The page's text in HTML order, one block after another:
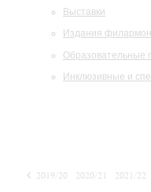
Выставки
Издания
Образовательные
Инклюзивные и
2019/20 2020/21 2021/22